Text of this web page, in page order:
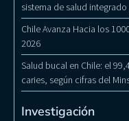
sistema de salud
Chile Avanza Hacia los
2026
Salud bucal en Chile: el
caries, según cifras del
Investigación